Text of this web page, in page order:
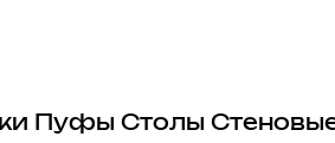
Пуфы Столы